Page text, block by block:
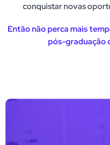
conquistar novas
Então não perca mais
pós-graduação